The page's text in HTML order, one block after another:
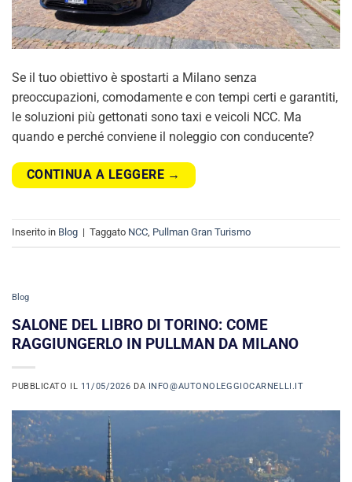
Se il tuo obiettivo è spostarti a Milano senza
preoccupazioni, comodamente e con tempi certi e garantiti,
le soluzioni più gettonati sono taxi e veicoli NCC. Ma
quando e perché conviene il noleggio con conducente?
CONTINUA A LEGGERE →
Inserito in Blog | Taggato NCC, Pullman Gran Turismo
Blog
SALONE DEL LIBRO DI TORINO: COME
RAGGIUNGERLO IN PULLMAN DA MILANO
PUBBLICATO IL 11/05/2026 DA INFO@AUTONOLEGGIOCARNELLI.IT